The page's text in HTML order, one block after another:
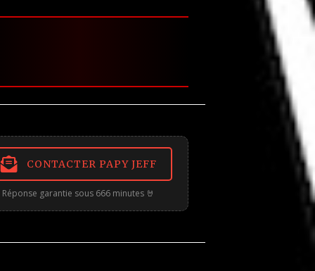
CONTACTER PAPY JEFF
Réponse garantie sous 666 minutes 🤘